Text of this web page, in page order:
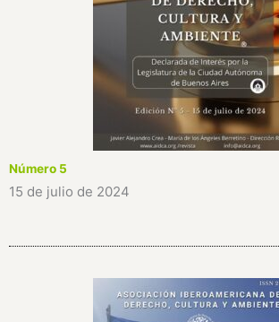
Número 5
15 de julio de 2024